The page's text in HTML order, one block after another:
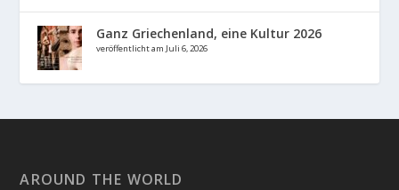
Ganz Griechenland, eine Kultur 2026
veröffentlicht am Juli 6, 2026
AROUND THE WORLD